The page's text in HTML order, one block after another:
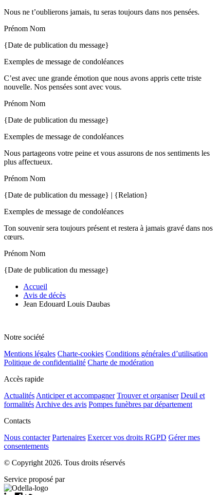
Nous ne t’oublierons jamais, tu seras toujours dans nos pensées.
Prénom Nom
{Date de publication du message}
Exemples de message de condoléances
C’est avec une grande émotion que nous avons appris cette triste
nouvelle. Nos pensées sont avec vous.
Prénom Nom
{Date de publication du message}
Exemples de message de condoléances
Nous partageons votre peine et vous assurons de nos sentiments les
plus affectueux.
Prénom Nom
{Date de publication du message} | {Relation}
Exemples de message de condoléances
Ton souvenir sera toujours présent et restera à jamais gravé dans nos
cœurs.
Prénom Nom
{Date de publication du message}
Accueil
Avis de décès
Jean Edouard Louis Daubas
Notre société
Mentions légales Charte-cookies Conditions générales d’utilisation
Politique de confidentialité Charte de modération
Accès rapide
Actualités Anticiper et accompagner Trouver et organiser Deuil et
formalités Archive des avis Pompes funèbres par département
Contacts
Nous contacter Partenaires Exercer vos droits RGPD Gérer mes
consentements
© Copyright 2026. Tous droits réservés
Service proposé par